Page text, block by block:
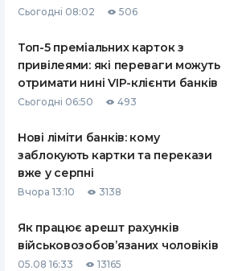
ВСІ СТРАХОВІ ПОЛІСИ
СТРАХОВІ КОМПАНІЇ
ВІДГУКИ ПРО СТРАХОВІ
КОМПАНІЇ
Сьогодні 08:02 506
Топ-5 преміальних карток з
привілеями: які переваги можуть
отримати нині VIP-клієнти банків
Сьогодні 06:50 493
Нові ліміти банків: кому
заблокують картки та перекази
вже у серпні
Вчора 13:10 3138
Як працює арешт рахунків
військовозобов’язаних чоловіків
05.08 16:33 13165